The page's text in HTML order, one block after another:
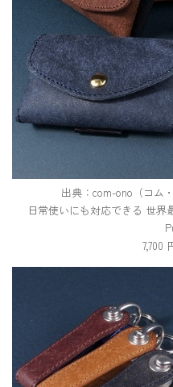
出典：com-ono（コム
日常使いにも対応できる 世
7,700